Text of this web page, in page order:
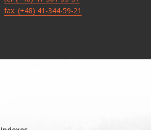
fax. (+48) 41-344-59-21